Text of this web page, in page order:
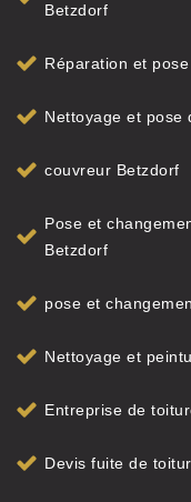
Betzdorf
Réparation et
Nettoyage et pose
couvreur Betzdorf
Pose et
Betzdorf
pose et
Nettoyage et
Entreprise de
Devis fuite de